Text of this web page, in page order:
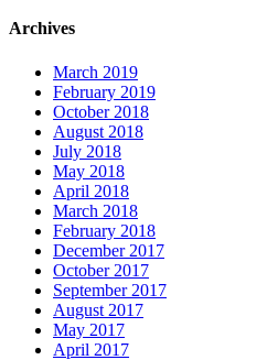
Archives
March 2019
February 2019
October 2018
August 2018
July 2018
May 2018
April 2018
March 2018
February 2018
December 2017
October 2017
September 2017
August 2017
May 2017
April 2017